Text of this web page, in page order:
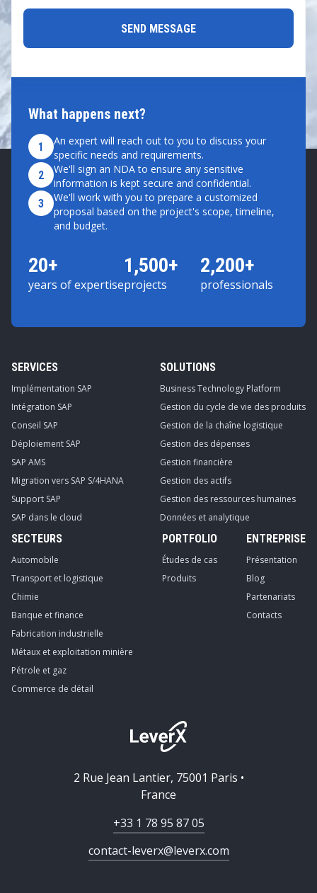
What happens next?
1
An expert will reach out to you to discuss your
specific needs and requirements.
2
We'll sign an NDA to ensure any sensitive
information is kept secure and confidential.
3
We'll work with you to prepare a customized
proposal based on the project's scope, timeline,
and budget.
20+
years of expertise
1,500+
projects
2,200+
professionals
SERVICES
Implémentation SAP
Intégration SAP
Conseil SAP
Déploiement SAP
SAP AMS
Migration vers SAP S/4HANA
Support SAP
SAP dans le cloud
SOLUTIONS
Business Technology Platform
Gestion du cycle de vie des produits
Gestion de la chaîne logistique
Gestion des dépenses
Gestion financière
Gestion des actifs
Gestion des ressources humaines
Données et analytique
SECTEURS
Automobile
Transport et logistique
Chimie
Banque et finance
Fabrication industrielle
Métaux et exploitation minière
Pétrole et gaz
Commerce de détail
PORTFOLIO
Études de cas
Produits
ENTREPRISE
Présentation
Blog
Partenariats
Contacts
2 Rue Jean Lantier, 75001 Paris •
France
+33 1 78 95 87 05
contact-leverx@leverx.com